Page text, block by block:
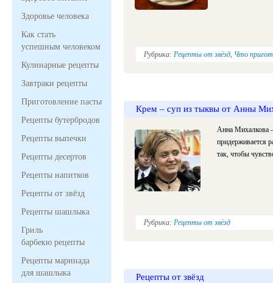
Здоровье человека
Как стать
успешным человеком
Кулинарные рецепты
Завтраки рецепты
Приготовление пасты
Рецепты бутербродов
Рецепты выпечки
Рецепты десертов
Рецепты напитков
Рецепты от звёзд
Рецепты шашлыка
Гриль
барбекю рецепты
Рецепты маринада
для шашлыка
Рубрика: Рецепты от звёзд, Что
Крем – суп из тыквы от Анны
Анна Михалкова
придерживается
так, чтобы
Рубрика: Рецепты от звёзд
Рецепты от звёзд